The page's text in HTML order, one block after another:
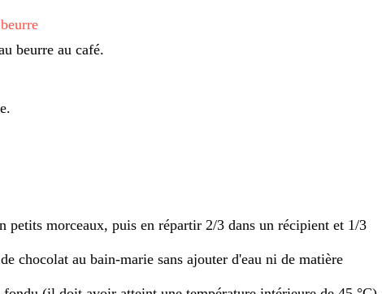
beurre au café.
petits morceaux, puis en répartir 2/3 dans un récipient et 1/3
chocolat au bain-marie sans ajouter d'eau ni de matière